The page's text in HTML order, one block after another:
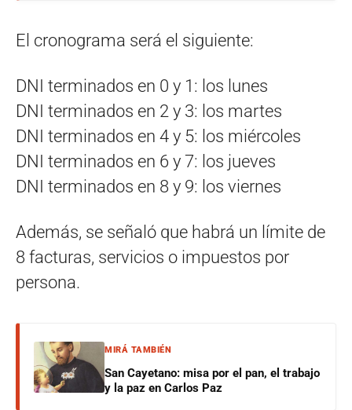
El cronograma será el siguiente:
DNI terminados en 0 y 1: los lunes
DNI terminados en 2 y 3: los martes
DNI terminados en 4 y 5: los miércoles
DNI terminados en 6 y 7: los jueves
DNI terminados en 8 y 9: los viernes
Además, se señaló que habrá un límite de
8 facturas, servicios o impuestos por
persona.
MIRÁ TAMBIÉN
San Cayetano: misa por el pan, el trabajo
y la paz en Carlos Paz